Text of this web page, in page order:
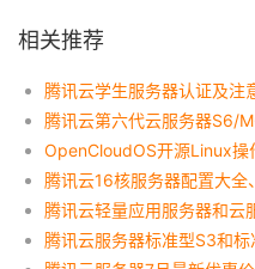
相关推荐
腾讯云学生服务器认证及注
OpenCloudOS开源Linux操
腾讯云16核服务器配置大全
腾讯云轻量应用服务器和云
腾讯云服务器标准型S3和标